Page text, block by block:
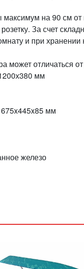
максимум на 90 см
За счет
и при
может отличаться
мм
мм
железо